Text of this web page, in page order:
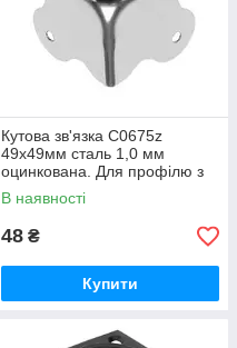
Кутова зв'язка С0675z
49х49мм сталь 1,0 мм
оцинкована. Для профілю з
полицею 25х25, 30х30мм
В наявності
48 ₴
Купити